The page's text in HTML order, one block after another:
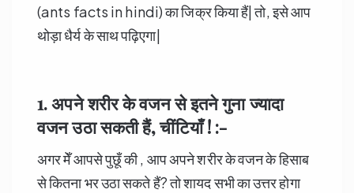
(ants facts in hindi) का जिक्र किया हैं| तो, इसे आप
थोड़ा धैर्य के साथ पढ़िएगा|
1. अपने शरीर के वजन से इतने गुना ज्यादा
वजन उठा सकती हैं,चींटियाँ ! :-
अगर मेँ आपसे पुछूँ की , आप अपने शरीर के वजन के हिसाब
से कितना भर उठा सकते हैं? तो शायद सभी का उत्तर होगा